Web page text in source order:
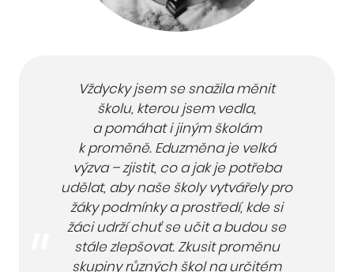
Vždycky jsem se snažila měnit
školu, kterou jsem vedla,
a pomáhat i jiným školám
k proměně. Eduzměna je velká
výzva – zjistit, co a jak je potřeba
udělat, aby naše školy vytvářely pro
žáky podmínky a prostředí, kde si
žáci udrží chuť se učit a budou se
stále zlepšovat. Zkusit proměnu
skupiny různých škol na určitém